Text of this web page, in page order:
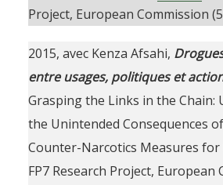
Project, European Commission
2015, avec Kenza Afsahi,
entre usages, politiques et
Grasping the Links in the Chain:
the Unintended Consequences
Counter-Narcotics Measures for
FP7 Research Project, European